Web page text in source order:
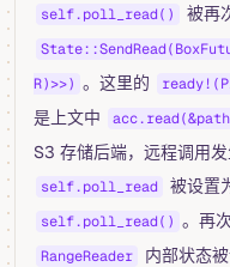
self.poll_read() 被再
R)>>) 。这里的
是上文中
S3 存储后端，远程调用
self.poll_read 被设置
self.poll_read() 。再
RangeReader 内部状态